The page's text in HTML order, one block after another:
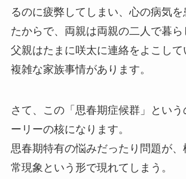
るのに疲弊してしまい、心の病気を
たからで、両親は両親の二人で暮ら
父親はたまに咲太に連絡をよこして
複雑な家族事情があります。
さて、この「思春期症候群」という
ーリーの核になります。
思春期特有の悩みだったり問題が、
常現象という形で現れてしまう。